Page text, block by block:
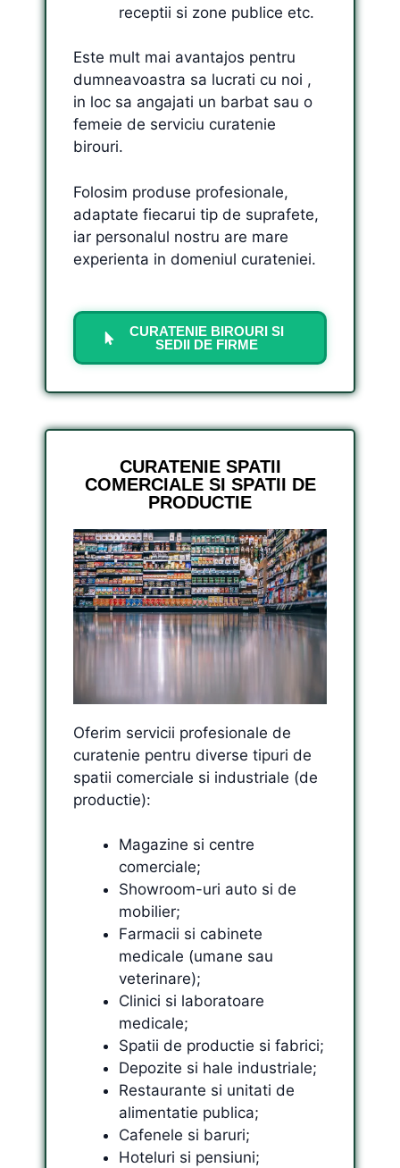
receptii si zone publice etc.
Este mult mai avantajos pentru
dumneavoastra sa lucrati cu noi ,
in loc sa angajati un barbat sau o
femeie de serviciu curatenie
birouri.
Folosim produse profesionale,
adaptate fiecarui tip de suprafete,
iar personalul nostru are mare
experienta in domeniul curateniei.
CURATENIE BIROURI SI
SEDII DE FIRME
CURATENIE SPATII
COMERCIALE SI SPATII DE
PRODUCTIE
Oferim servicii profesionale de
curatenie pentru diverse tipuri de
spatii comerciale si industriale (de
productie):
Magazine si centre
comerciale;
Showroom-uri auto si de
mobilier;
Farmacii si cabinete
medicale (umane sau
veterinare);
Clinici si laboratoare
medicale;
Spatii de productie si fabrici;
Depozite si hale industriale;
Restaurante si unitati de
alimentatie publica;
Cafenele si baruri;
Hoteluri si pensiuni;